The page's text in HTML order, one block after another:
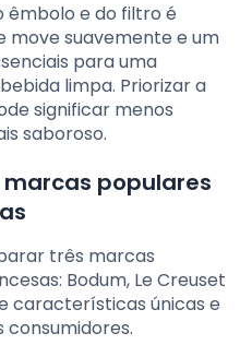
êmbolo e do filtro é
move suavemente e um
para uma
limpa. Priorizar a
significar menos
saboroso.
populares
três marcas
Bodum, Le Creuset
características únicas e